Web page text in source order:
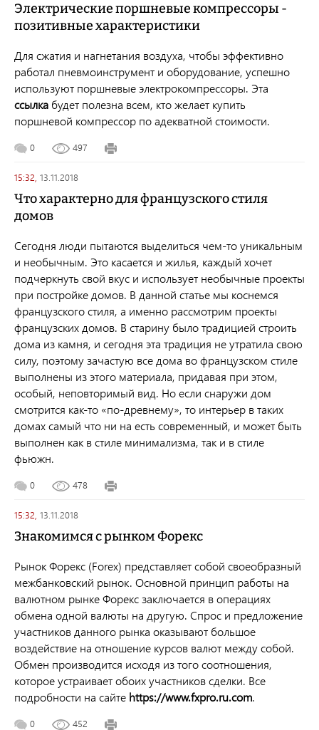
Электрические поршневые компрессоры -
позитивные характеристики
Для сжатия и нагнетания воздуха, чтобы эффективно
работал пневмоинструмент и оборудование, успешно
используют поршневые электрокомпрессоры. Эта
ссылка будет полезна всем, кто желает купить
поршневой компрессор по адекватной стоимости.
0 497
15:32, 13.11.2018
Что характерно для французского стиля
домов
Сегодня люди пытаются выделиться чем-то уникальным
и необычным. Это касается и жилья, каждый хочет
подчеркнуть свой вкус и использует необычные проекты
при постройке домов. В данной статье мы коснемся
французского стиля, а именно рассмотрим проекты
французских домов. В старину было традицией строить
дома из камня, и сегодня эта традиция не утратила свою
силу, поэтому зачастую все дома во французском стиле
выполнены из этого материала, придавая при этом,
особый, неповторимый вид. Но если снаружи дом
смотрится как-то «по-древнему», то интерьер в таких
домах самый что ни на есть современный, и может быть
выполнен как в стиле минимализма, так и в стиле
фьюжн.
0 478
15:32, 13.11.2018
Знакомимся с рынком Форекс
Рынок Форекс (Forex) представляет собой своеобразный
межбанковский рынок. Основной принцип работы на
валютном рынке Форекс заключается в операциях
обмена одной валюты на другую. Спрос и предложение
участников данного рынка оказывают большое
воздействие на отношение курсов валют между собой.
Обмен производится исходя из того соотношения,
которое устраивает обоих участников сделки. Все
подробности на сайте https://www.fxpro.ru.com.
0 452